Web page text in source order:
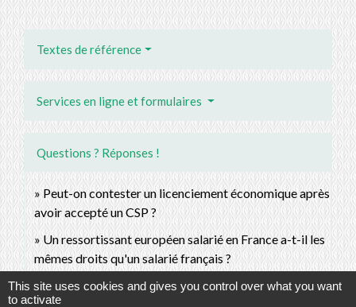
Textes de référence
Services en ligne et formulaires
Questions ? Réponses !
Peut-on contester un licenciement économique après
avoir accepté un CSP ?
Un ressortissant européen salarié en France a-t-il les
mêmes droits qu'un salarié français ?
This site uses cookies and gives you control over what you want
to activate